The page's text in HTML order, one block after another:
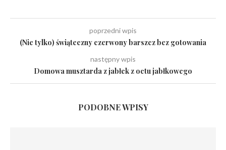
poprzedni wpis
(Nie tylko) świąteczny czerwony barszcz bez gotowania
następny wpis
Domowa musztarda z jabłek z octu jabłkowego
PODOBNE WPISY